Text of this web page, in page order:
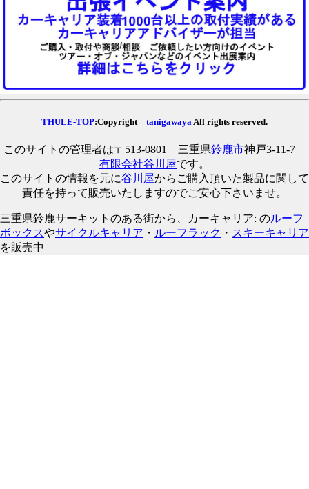
THULE-TOP:Copyright tanigawaya All rights reserved.
このサイトの管理者は〒513-0801 三重県鈴鹿市神戸3-11-7
有限会社谷川屋です。
このサイトの情報を元に谷川屋からご購入頂いた製品に関して
責任を持って販売いたしますのでご安心下さいませ。
三重県鈴鹿サーキットのある街から、カーキャリア: のルーフ
ボックスやサイクルキャリア ・ ルーフラック ・ スキーキャリア
を販売中